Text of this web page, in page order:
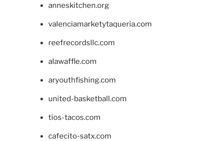
anneskitchen.org
valenciamarketytaqueria.com
reefrecordsllc.com
alawaffle.com
aryouthfishing.com
united-basketball.com
tios-tacos.com
cafecito-satx.com